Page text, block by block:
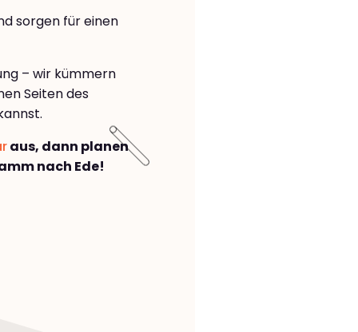
sorgen für einen
– wir kümmern
Seiten des
aus, dann planen
nach Ede!